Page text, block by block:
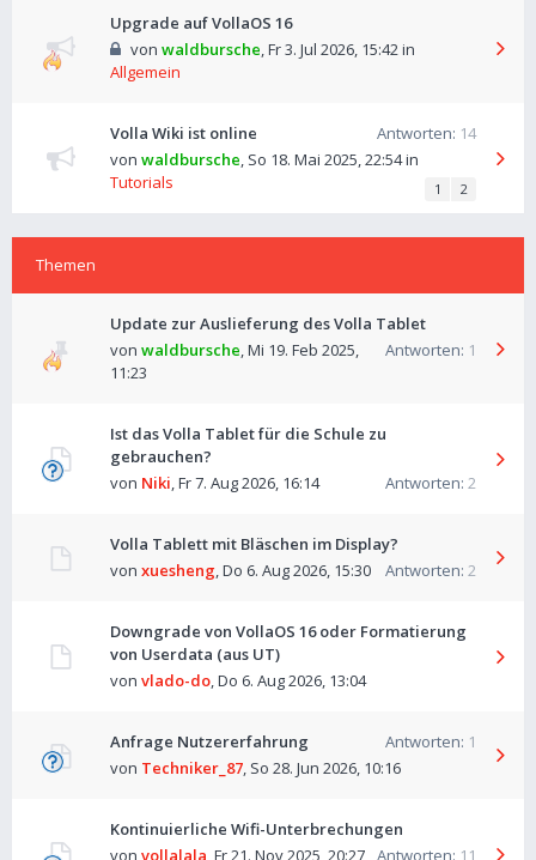
Upgrade auf VollaOS 16
von waldbursche,Fr 3. Jul 2026, 15:42in
Allgemein
Volla Wiki ist online Antworten: 14
von waldbursche, So 18. Mai 2025, 22:54in
Tutorials
1 2
Themen
Update zur Auslieferung des Volla Tablet
Antworten: 1
von waldbursche,Mi 19. Feb 2025,
11:23
Ist das Volla Tablet für die Schule zu
gebrauchen?
Antworten: 2
von Niki,Fr 7. Aug 2026, 16:14
Volla Tablett mit Bläschen im Display?
Antworten: 2
von xuesheng,Do 6. Aug 2026, 15:30
Downgrade von VollaOS 16 oder Formatierung
von Userdata (aus UT)
von vlado-do,Do 6. Aug 2026, 13:04
Anfrage Nutzererfahrung Antworten: 1
von Techniker_87, So 28. Jun 2026, 10:16
Kontinuierliche Wifi-Unterbrechungen
Antworten: 11
von vollalala Fr 21. Nov 2025, 20:27